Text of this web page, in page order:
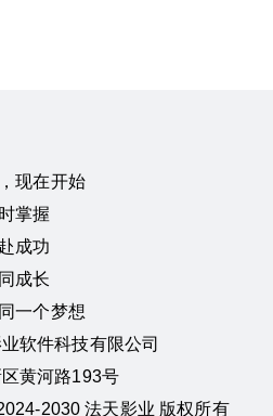
现在开始
掌握
成功
成长
一个梦想
软件科技有限公司
黄河路193号
2030 法天影业 版权所有